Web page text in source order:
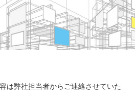
は弊社担当者からご連絡させていた